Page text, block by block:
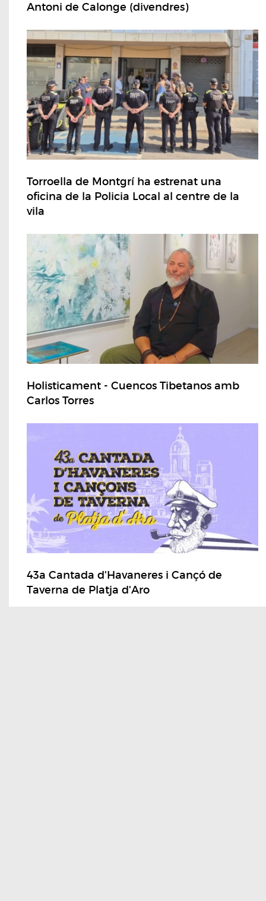
Antoni de Calonge (divendres)
Torroella de Montgrí ha estrenat una
oficina de la Policia Local al centre de la
vila
Holisticament - Cuencos Tibetanos amb
Carlos Torres
43a Cantada d'Havaneres i Cançó de
Taverna de Platja d'Aro